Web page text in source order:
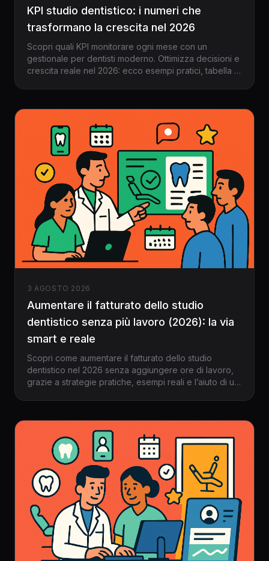
KPI studio dentistico: i numeri che
trasformano la crescita nel 2026
Scopri quali KPI monitorare ogni mese con un
gestionale per dentisti moderno. Ottimizza decisioni e
crescita reale nel 2026: ecco esempi pratici, tabella e
3 AGOSTO 2026
Aumentare il fatturato dello studio
dentistico senza più lavoro (2026): la via
smart e reale
Scopri come aumentare il fatturato dello studio
dentistico nel 2026 senza aggiungere ore di lavoro,
grazie a strategie pratiche, esempi reali e l’aiuto di un